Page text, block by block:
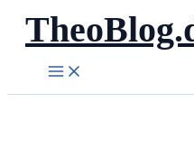
Zum
Inhalt
springen